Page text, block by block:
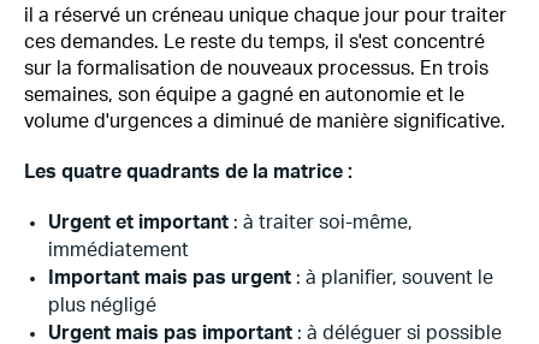
il a réservé un créneau unique chaque jour pour traiter
ces demandes. Le reste du temps, il s'est concentré
sur la formalisation de nouveaux processus. En trois
semaines, son équipe a gagné en autonomie et le
volume d'urgences a diminué de manière significative.
Les quatre quadrants de la matrice :
Urgent et important : à traiter soi-même,
immédiatement
Important mais pas urgent : à planifier, souvent le
plus négligé
Urgent mais pas important : à déléguer si possible